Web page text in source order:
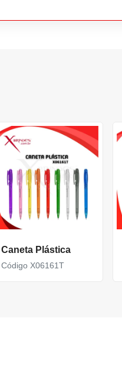
Caneta Plástica
Código X06161T